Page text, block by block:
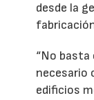
desde la
“No basta
necesario
edificios